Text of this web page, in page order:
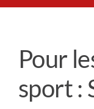
Prière universelle
News
Pour
sport :